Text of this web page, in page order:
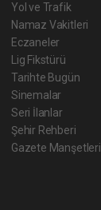
Yol ve Trafik
Namaz Vakitleri
Eczaneler
Lig Fikstürü
Tarihte Bugün
Sinemalar
Seri İlanlar
Şehir Rehberi
Gazete Manşetleri